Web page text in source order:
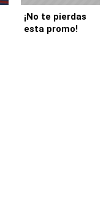
¡No te pierdas
esta promo!